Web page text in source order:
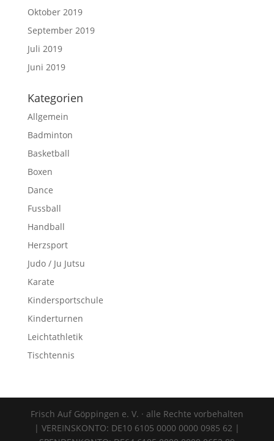
Oktober 2019
September 2019
Juli 2019
Juni 2019
Kategorien
Allgemein
Badminton
Basketball
Boxen
Dance
Fussball
Handball
Herzsport
Judo / Ju Jutsu
Karate
Kindersportschule
Kinderturnen
Leichtathletik
Tischtennis
Frisch Auf Göppingen e. V. · alle Rechte vorbehalten
| VEREINSKONTO: DE10 6105 0000 0000 0985 62 |